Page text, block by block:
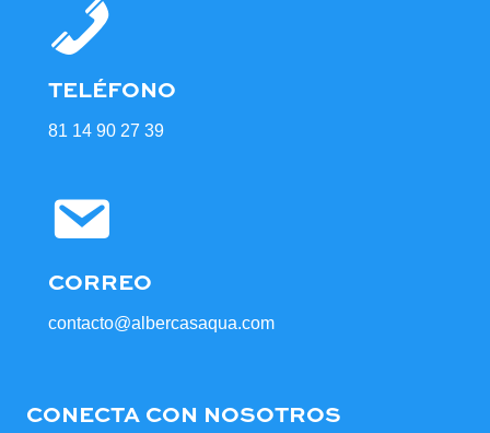
TELÉFONO
81 14 90 27 39
CORREO
contacto@albercasaqua.com
CONECTA CON NOSOTROS